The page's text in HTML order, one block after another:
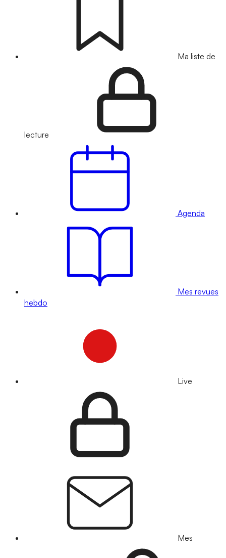
Ma liste de
lecture
Agenda
Mes revues
hebdo
Live
Mes